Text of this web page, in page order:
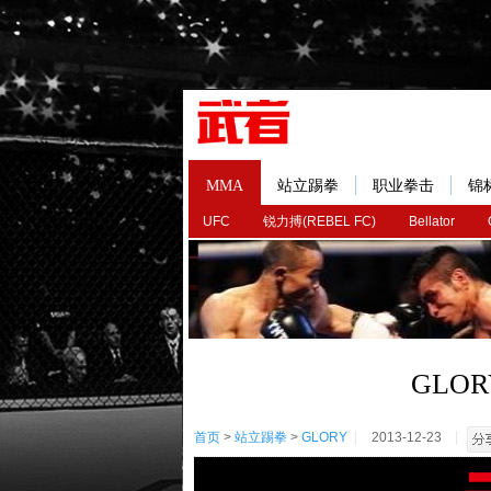
MMA
UFC 锐力搏(REBEL FC) Bellator
站立踢拳 职业拳击 锦
首页 > 站立踢拳 > GLORY 2013-12-23